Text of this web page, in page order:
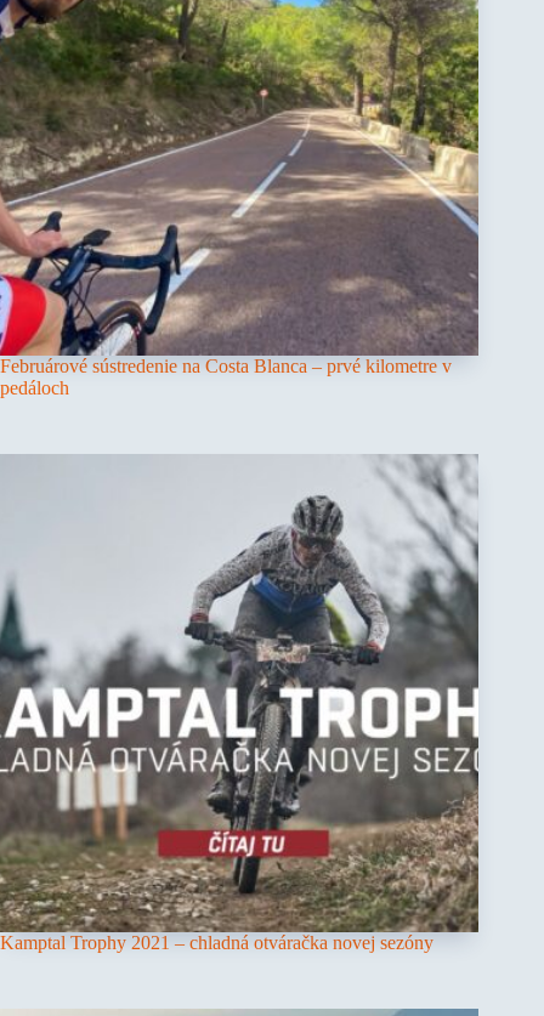
Februárové sústredenie na Costa Blanca – prvé kilometre v
pedáloch
Kamptal Trophy 2021 – chladná otváračka novej sezóny